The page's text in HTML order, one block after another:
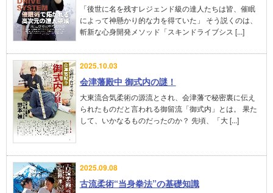
「後世に名を残すレジェンド級の達人たちは皆、催眠
によって神懸かり的な力を得ていた」 そう説くのは、
斬新な心身開発メソッド「スキンドライブシス [...]
2025.10.03
会津藩殿中 御式内の謎！
大東流合気柔術の源流とされ、会津藩で秘密裏に伝え
られたものだと言われる御留流「御式内」とは。 果た
して、いかなるものだったのか？ 先頃、「大 [...]
2025.09.08
古流柔術“当身拳法”の基礎知識